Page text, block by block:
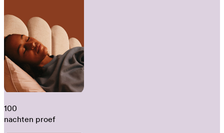
100
nachten proef